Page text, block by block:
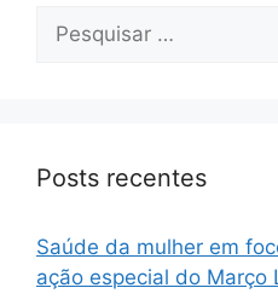
Posts recentes
Saúde da mulher em
ação especial do Março